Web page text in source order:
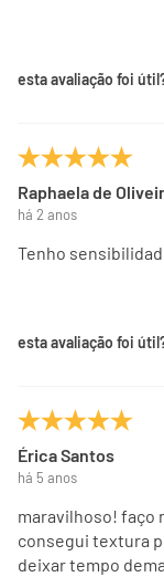
esta avaliação foi
Raphaela de
há 2 anos
Tenho
esta avaliação foi
Érica Santos
há 5 anos
maravilhoso! faço
consegui textura
deixar tempo